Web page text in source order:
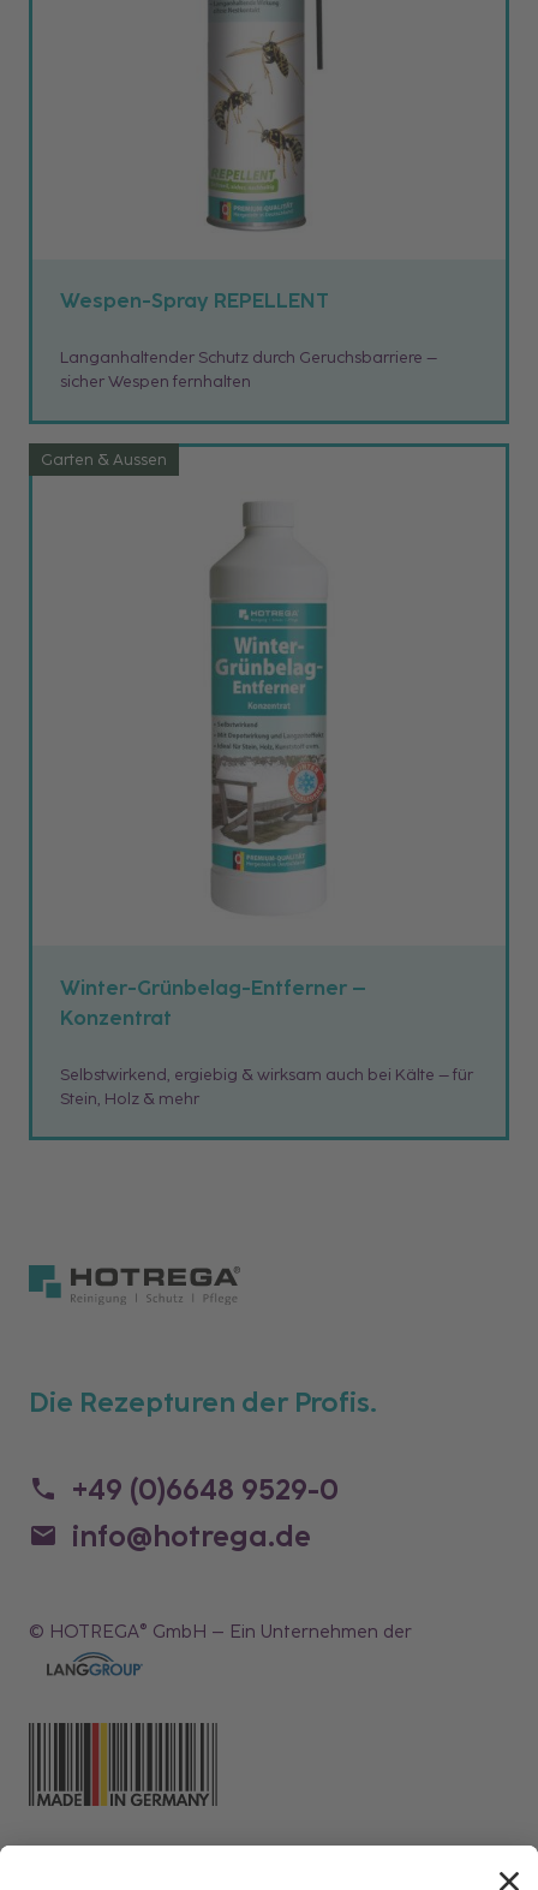
Wespen-Spray REPELLENT
Langanhaltender Schutz durch Geruchsbarriere –
sicher Wespen fernhalten
Garten & Aussen
Winter-Grünbelag-Entferner –
Konzentrat
Selbstwirkend, ergiebig & wirksam auch bei Kälte – für
Stein, Holz & mehr
Die Rezepturen der Profis.
+49 (0)6648 9529-0
info@hotrega.de
© HOTREGA® GmbH – Ein Unternehmen der